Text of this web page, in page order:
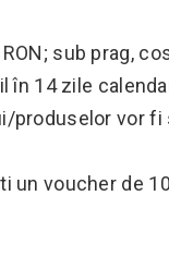
sub prag,
în 14 zile
produselor vor
un voucher de